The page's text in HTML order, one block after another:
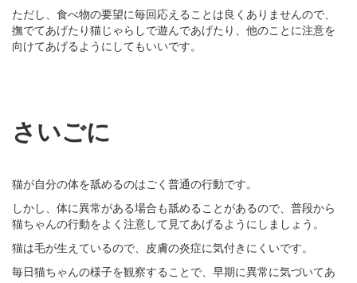
ただし、食べ物の要望に毎回応えることは良くありませんので、
撫でてあげたり猫じゃらしで遊んであげたり、他のことに注意を
向けてあげるようにしてもいいです。
さいごに
猫が自分の体を舐めるのはごく普通の行動です。
しかし、体に異常がある場合も舐めることがあるので、普段から
猫ちゃんの行動をよく注意して見てあげるようにしましょう。
猫は毛が生えているので、皮膚の炎症に気付きにくいです。
毎日猫ちゃんの様子を観察することで、早期に異常に気づいてあ